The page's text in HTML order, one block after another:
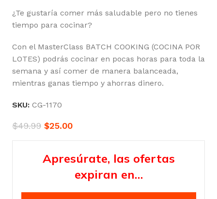
¿Te gustaría comer más saludable pero no tienes
tiempo para cocinar?
Con el MasterClass BATCH COOKING (COCINA POR
LOTES) podrás cocinar en pocas horas para toda la
semana y así comer de manera balanceada,
mientras ganas tiempo y ahorras dinero.
SKU: CG-1170
$49.99 $25.00
Apresúrate, las ofertas
expiran en…